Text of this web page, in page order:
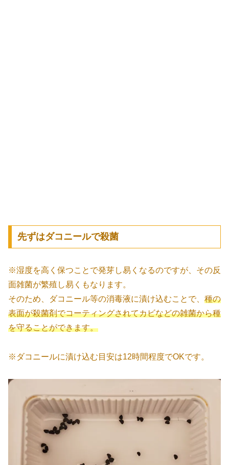
先ずはダコニールで殺菌
※湿度を高く保つことで発芽し易くなるのですが、その反
面雑菌が繁殖し易くもなります。
そのため、ダコニール等の消毒液に漬け込むことで、 種の
表面が殺菌剤でコーティングされてカビなどの雑菌から種
を守ることができます。
※ダコニールに漬け込む目安は12時間程度でOKです。